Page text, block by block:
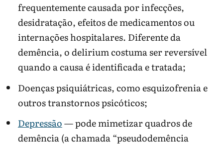
frequentemente causada por infecções,
desidratação, efeitos de medicamentos ou
internações hospitalares. Diferente da
demência, o delirium costuma ser reversível
quando a causa é identificada e tratada;
Doenças psiquiátricas, como esquizofrenia e
outros transtornos psicóticos;
Depressão— pode mimetizar quadros de
demência (a chamada “pseudodemência